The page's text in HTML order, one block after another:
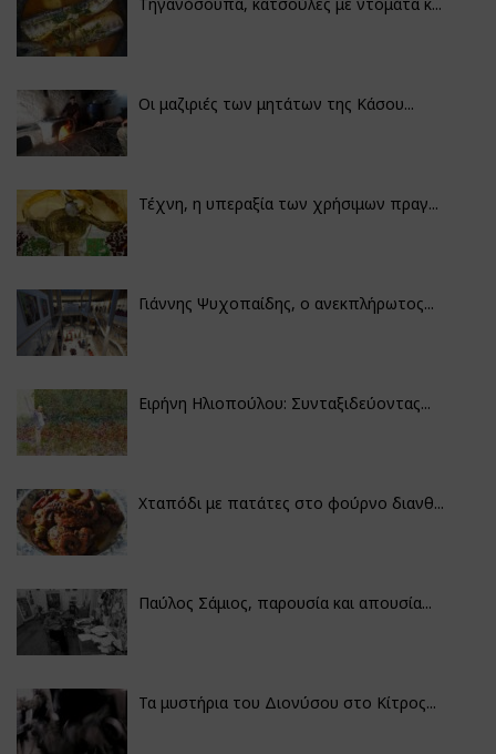
Οι μαζιριές των μητάτων της Κάσου...
Τέχνη, η υπεραξία των χρήσιμων πραγ...
Γιάννης Ψυχοπαίδης, ο ανεκπλήρωτος...
Ειρήνη Ηλιοπούλου: Συνταξιδεύοντας...
Χταπόδι με πατάτες στο φούρνο διανθ...
Παύλος Σάμιος, παρουσία και απουσία...
Τα μυστήρια του Διονύσου στο Κίτρος...